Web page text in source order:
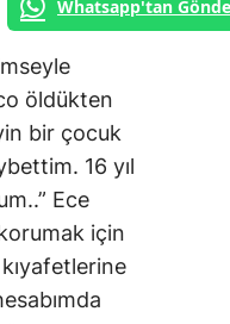
Whatsapp'tan
öldükten
bir çocuk
16 yıl
Ece
için